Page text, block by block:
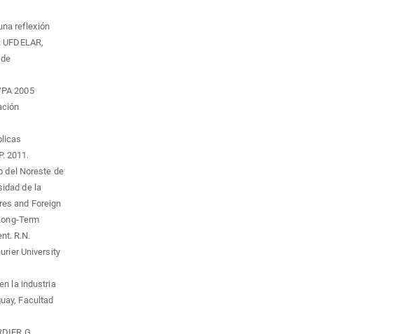
reflexión
2005
2011.
del Noreste de
de la
and Foreign
Term
R.N.
University
la industria
Facultad